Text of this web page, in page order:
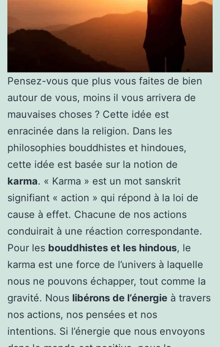
Pensez-vous que plus vous faites de bien
autour de vous, moins il vous arrivera de
mauvaises choses ? Cette idée est
enracinée dans la religion. Dans les
philosophies bouddhistes et hindoues,
cette idée est basée sur la notion de
karma. « Karma » est un mot sanskrit
signifiant « action » qui répond à la loi de
cause à effet. Chacune de nos actions
conduirait à une réaction correspondante.
Pour les bouddhistes et les hindous, le
karma est une force de l’univers à laquelle
nous ne pouvons échapper, tout comme la
gravité. Nous libérons de l’énergie à travers
nos actions, nos pensées et nos
intentions. Si l’énergie que nous envoyons